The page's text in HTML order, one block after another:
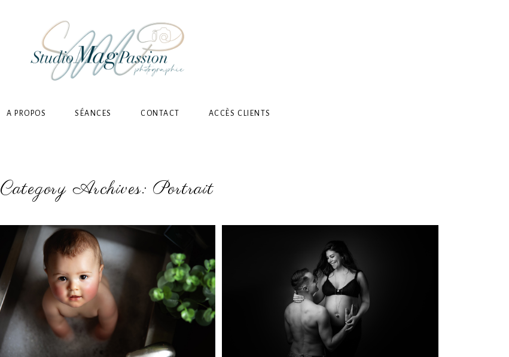
A PROPOS SÉANCES CONTACT ACCÈS CLIENTS
Category Archives: Portrait
PHOTOGRAPHE MÂCON | SÉANCE PHOTO
ENFANT ANNIVERSAIRE | MON BÉBÉ DANS UN
ÉVIER
PHOTOGRAPHE MÂCON | SÉANCE PHOTO
GROSSESSE